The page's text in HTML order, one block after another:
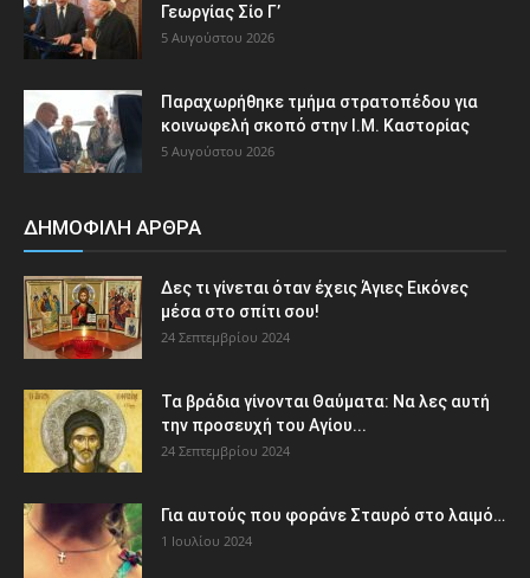
Γεωργίας Σίο Γ’
5 Αυγούστου 2026
Παραχωρήθηκε τμήμα στρατοπέδου για
κοινωφελή σκοπό στην Ι.Μ. Καστορίας
5 Αυγούστου 2026
ΔΗΜΟΦΙΛΗ ΑΡΘΡΑ
Δες τι γίνεται όταν έχεις Άγιες Εικόνες
μέσα στο σπίτι σου!
24 Σεπτεμβρίου 2024
Τα βράδια γίνονται Θαύματα: Να λες αυτή
την προσευχή του Αγίου...
24 Σεπτεμβρίου 2024
Για αυτούς που φοράνε Σταυρό στο λαιμό…
1 Ιουλίου 2024